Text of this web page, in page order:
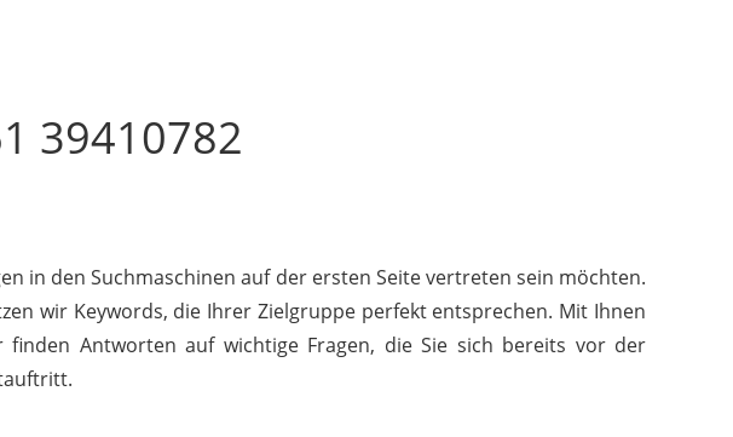
39410782
in den Suchmaschinen auf der ersten Seite vertreten sein möchten.
wir Keywords, die Ihrer Zielgruppe perfekt entsprechen. Mit Ihnen
Antworten auf wichtige Fragen, die Sie sich bereits vor der